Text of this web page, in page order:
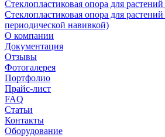
Стеклопластиковая опора для
Стеклопластиковая опора для
периодической навивкой)
О компании
Документация
Отзывы
Фотогалерея
Портфолио
Прайс-лист
FAQ
Статьи
Контакты
Оборудование